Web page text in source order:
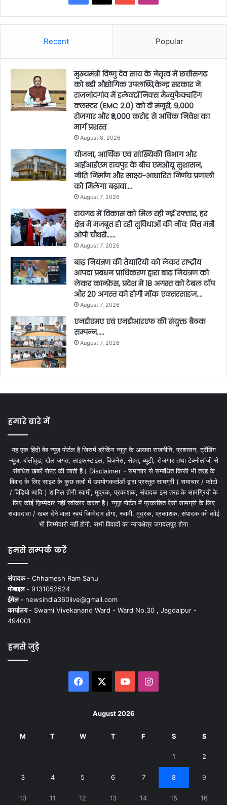
Recent Popular
मुख्यमंत्री विष्णु देव साय के नेतृत्व में छत्तीसगढ़
को बड़ी औद्योगिक उपलब्धि,केन्द्र सरकार ने
राजनांदगांव में इलेक्ट्रॉनिक्स मैन्युफैक्चरिंग
क्लस्टर (EMC 2.0) को दी मंजूरी, 9,000
रोजगार और ₹3,000 करोड़ से अधिक निवेश का
मार्ग प्रशस्त
August 8, 2026
योजना, आर्थिक एवं सांख्यिकी विभाग और
आईआईएम रायपुर के बीच एमओयू सुशासन,
नीति निर्माण और साक्ष्य-आधारित निर्णय प्रणाली
को मिलेगा बढ़ावा….
August 7, 2026
रायगढ़ में विकास को मिल रही नई रफ्तार, हर
क्षेत्र में मजबूत हो रही सुविधाओं की नींव: वित्त मंत्री
ओपी चौधरी……
August 7, 2026
बाढ़ नियंत्रण की तैयारियों को लेकर राष्ट्रीय
आपदा प्रबंधन प्राधिकरण द्वारा बाढ़ नियंत्रण को
लेकर कान्फ्रेंस, प्रदेश में 18 अगस्त को टेबल टॉप
और 20 अगस्त को होगी मॉक एक्सरसाइज….
August 7, 2026
एनडीएमए एवं एनडीआरएफ की संयुक्त बैठक
सम्पन्न…..
August 7, 2026
हमारे बारे में
यह एक हिंदी वेब न्यूज़ पोर्टल है जिसमें ब्रेकिंग न्यूज़ के अलावा राजनीति, प्रशासन, ट्रेंडिंग
न्यूज, बॉलीवुड, खेल जगत, लाइफस्टाइल, बिजनेस, सेहत, ब्यूटी, रोजगार तथा टेक्नोलॉजी से
संबंधित खबरें पोस्ट की जाती है। Disclaimer - समाचार से सम्बंधित किसी भी तरह के
विवाद के लिए साइट के कुछ तत्वों में उपयोगकर्ताओं द्वारा प्रस्तुत सामग्री ( समाचार / फोटो
/ विडियो आदि ) शामिल होगी स्वामी, मुद्रक, प्रकाशक, संपादक इस तरह के सामग्रियों के
लिए कोई ज़िम्मेदार नहीं स्वीकार करता है। न्यूज़ पोर्टल में प्रकाशित ऐसी सामग्री के लिए
संवाददाता / खबर देने वाला स्वयं जिम्मेदार होगा, स्वामी, मुद्रक, प्रकाशक, संपादक की कोई
भी जिम्मेदारी नहीं होगी. सभी विवादों का न्यायक्षेत्र जगदलपुर होगा
हमसे सम्पर्क करें
संपादक - Chhamesh Ram Sahu
मोबाइल - 9131052524
ईमेल - newsindia360live@gmail.com
कार्यालय - Swami Vivekanand Ward - Ward No.30 , Jagdalpur -
494001
हमसे जुड़े
Facebook YouTubeInstagram
August 2026
M T W T F S S
1 2
3 4 5 6 7 8 9
10 11 12 13 14 15 16